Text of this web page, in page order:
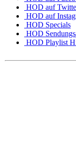
HOD auf
HOD auf
HOD Specials
HOD
HOD Playlist